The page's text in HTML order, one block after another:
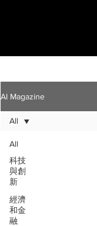
AI Magazine
All
科技
與創
新
經濟
和金
融
All